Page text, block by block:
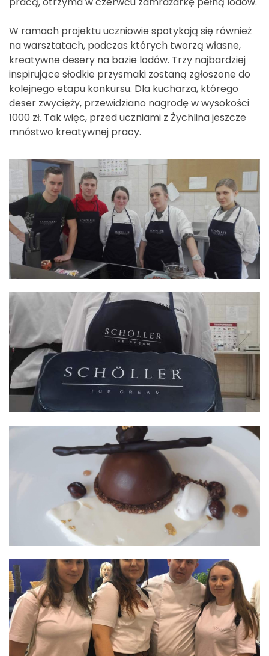
W ramach projektu uczniowie spotykają się również
na warsztatach, podczas których tworzą własne,
kreatywne desery na bazie lodów. Trzy najbardziej
inspirujące słodkie przysmaki zostaną zgłoszone do
kolejnego etapu konkursu. Dla kucharza, którego
deser zwycięży, przewidziano nagrodę w wysokości
1000 zł. Tak więc, przed uczniami z Żychlina jeszcze
mnóstwo kreatywnej pracy.